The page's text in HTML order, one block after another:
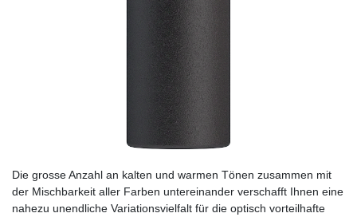
Die grosse Anzahl an kalten und warmen Tönen zusammen mit
der Mischbarkeit aller Farben untereinander verschafft Ihnen eine
nahezu unendliche Variationsvielfalt für die optisch vorteilhafte